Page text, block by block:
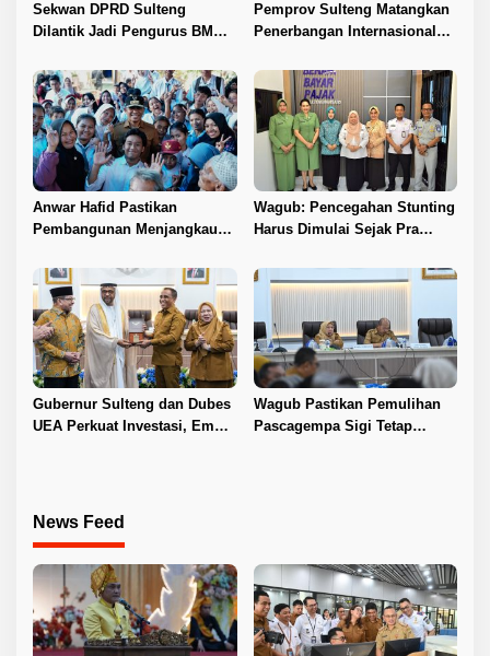
Sekwan DPRD Sulteng
Dilantik Jadi Pengurus BMA
Pemprov Sulteng Matangkan
Penerbangan Internasional
Anwar Hafid Pastikan
Pembangunan Menjangkau
Wagub: Pencegahan Stunting
Harus Dimulai Sejak Pra
Gubernur Sulteng dan Dubes
UEA Perkuat Investasi, Empat
Wagub Pastikan Pemulihan
Pascagempa Sigi Tetap
News Feed